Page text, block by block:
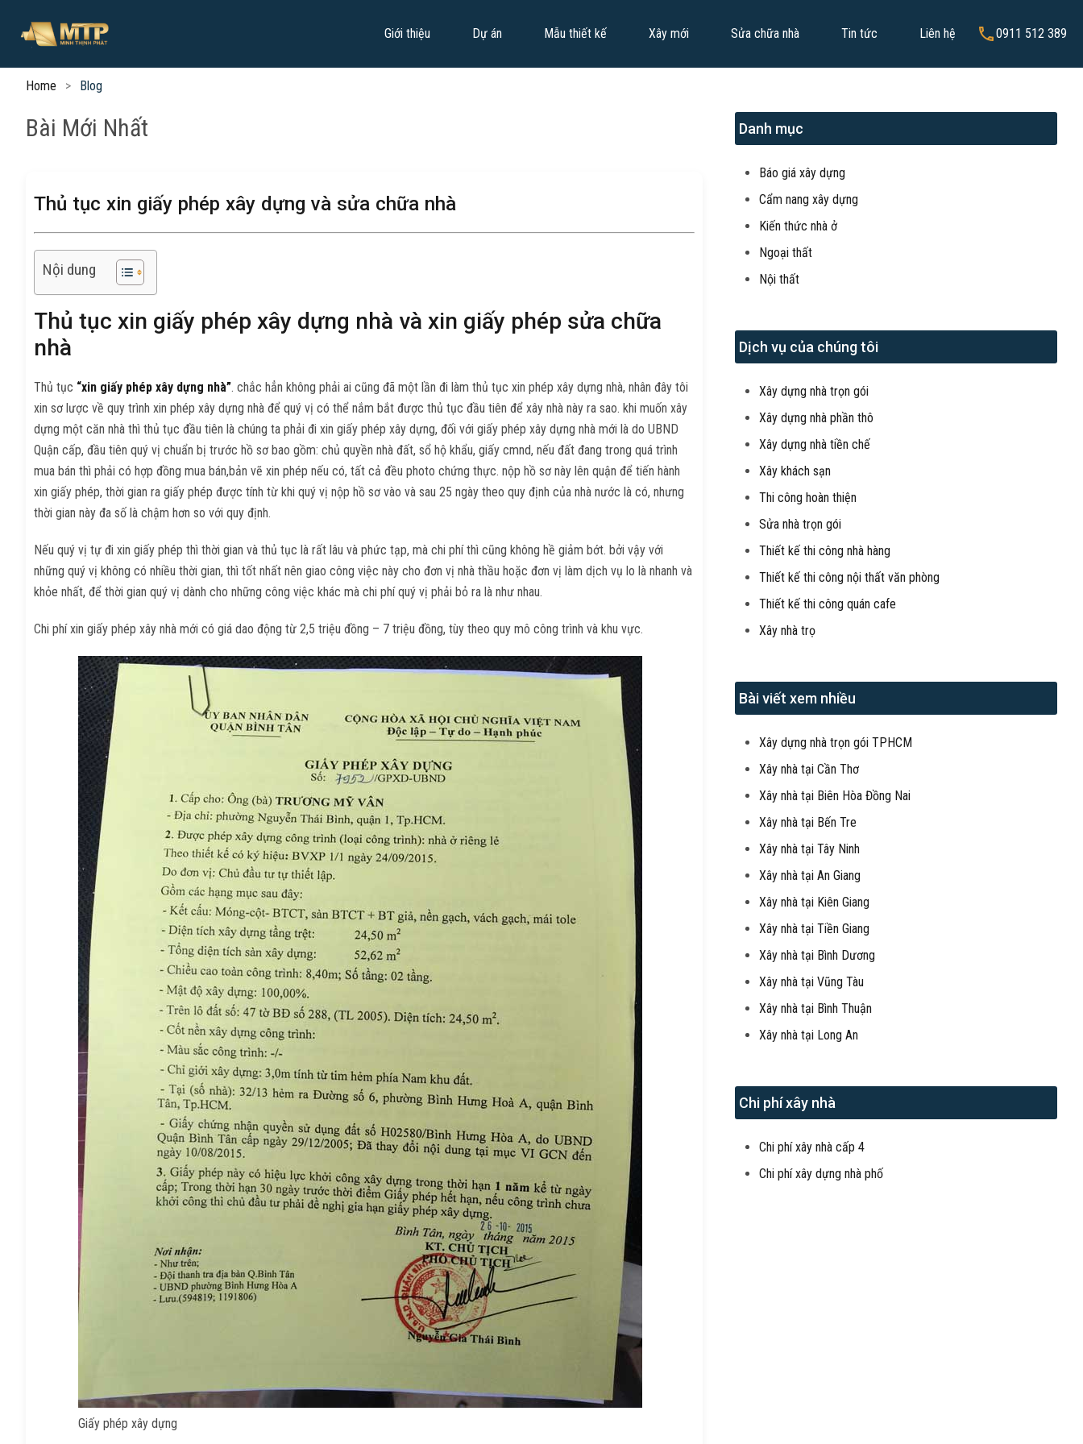
Giới thiệu Dự án Mẫu thiết kế Xây mới Sửa chữa nhà Tin tức Liên hệ 0911 512 389
Home Blog
Bài Mới Nhất
Thủ tục xin giấy phép xây dựng và sửa chữa nhà
Nội dung
Thủ tục xin giấy phép xây dựng nhà và xin giấy phép sửa chữa
nhà
Thủ tục “xin giấy phép xây dựng nhà”. chắc hẳn không phải ai cũng đã một lần đi làm thủ tục xin phép xây dựng nhà, nhân đây tôi
xin sơ lược về quy trình xin phép xây dựng nhà để quý vị có thể nắm bắt được thủ tục đầu tiên để xây nhà này ra sao. khi muốn xây
dựng một căn nhà thì thủ tục đầu tiên là chúng ta phải đi xin giấy phép xây dựng, đối với giấy phép xây dựng nhà mới là do UBND
Quận cấp, đầu tiên quý vị chuẩn bị trước hồ sơ bao gồm: chủ quyền nhà đất, sổ hộ khẩu, giấy cmnd, nếu đất đang trong quá trình
mua bán thì phải có hợp đồng mua bán,bản vẽ xin phép nếu có, tất cả đều photo chứng thực. nộp hồ sơ này lên quận để tiến hành
xin giấy phép, thời gian ra giấy phép được tính từ khi quý vị nộp hồ sơ vào và sau 25 ngày theo quy định của nhà nước là có, nhưng
thời gian này đa số là chậm hơn so với quy định.
Nếu quý vị tự đi xin giấy phép thì thời gian và thủ tục là rất lâu và phức tạp, mà chi phí thì cũng không hề giảm bớt. bởi vậy với
những quý vị không có nhiều thời gian, thì tốt nhất nên giao công việc này cho đơn vị nhà thầu hoặc đơn vị làm dịch vụ lo là nhanh và
khỏe nhất, để thời gian quý vị dành cho những công việc khác mà chi phí quý vị phải bỏ ra là như nhau.
Chi phí xin giấy phép xây nhà mới có giá dao động từ 2,5 triệu đồng – 7 triệu đồng, tùy theo quy mô công trình và khu vực.
Giấy phép xây dựng
Danh mục
Báo giá xây dựng
Cẩm nang xây dựng
Kiến thức nhà ở
Ngoại thất
Nội thất
Dịch vụ của chúng tôi
Xây dựng nhà trọn gói
Xây dựng nhà phần thô
Xây dựng nhà tiền chế
Xây khách sạn
Thi công hoàn thiện
Sửa nhà trọn gói
Thiết kế thi công nhà hàng
Thiết kế thi công nội thất văn phòng
Thiết kế thi công quán cafe
Xây nhà trọ
Bài viết xem nhiều
Xây dựng nhà trọn gói TPHCM
Xây nhà tại Cần Thơ
Xây nhà tại Biên Hòa Đồng Nai
Xây nhà tại Bến Tre
Xây nhà tại Tây Ninh
Xây nhà tại An Giang
Xây nhà tại Kiên Giang
Xây nhà tại Tiền Giang
Xây nhà tại Bình Dương
Xây nhà tại Vũng Tàu
Xây nhà tại Bình Thuận
Xây nhà tại Long An
Chi phí xây nhà
Chi phí xây nhà cấp 4
Chi phí xây dựng nhà phố